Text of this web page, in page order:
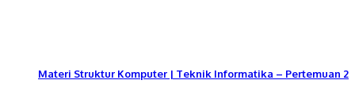
Materi Struktur Komputer | Teknik Informatika – Pertemuan 2